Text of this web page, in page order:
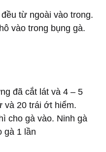
từ ngoài vào trong.
vào trong bụng gà.
đã cắt lát và 4 – 5
và 20 trái ớt hiểm.
cho gà vào. Ninh gà
gà 1 lần